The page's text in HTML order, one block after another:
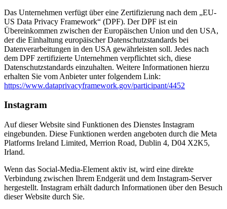
Das Unternehmen verfügt über eine Zertifizierung nach dem „EU-
US Data Privacy Framework“ (DPF). Der DPF ist ein
Übereinkommen zwischen der Europäischen Union und den USA,
der die Einhaltung europäischer Datenschutzstandards bei
Datenverarbeitungen in den USA gewährleisten soll. Jedes nach
dem DPF zertifizierte Unternehmen verpflichtet sich, diese
Datenschutzstandards einzuhalten. Weitere Informationen hierzu
erhalten Sie vom Anbieter unter folgendem Link:
https://www.dataprivacyframework.gov/participant/4452
Instagram
Auf dieser Website sind Funktionen des Dienstes Instagram
eingebunden. Diese Funktionen werden angeboten durch die Meta
Platforms Ireland Limited, Merrion Road, Dublin 4, D04 X2K5,
Irland.
Wenn das Social-Media-Element aktiv ist, wird eine direkte
Verbindung zwischen Ihrem Endgerät und dem Instagram-Server
hergestellt. Instagram erhält dadurch Informationen über den Besuch
dieser Website durch Sie.